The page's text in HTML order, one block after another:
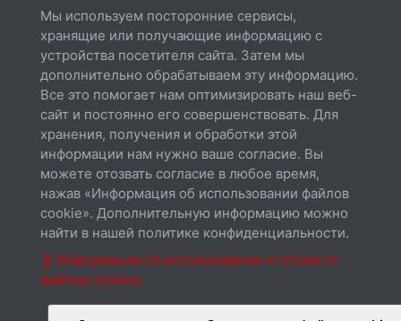
XC035 | A250PWM
89W TDP
XC335 | A250PWM.B
Мы используем посторонние сервисы,
хранящие или получающие информацию с
устройства посетителя сайта. Затем мы
дополнительно обрабатываем эту информацию.
Все это помогает нам оптимизировать наш веб-
сайт и постоянно его совершенствовать. Для
хранения, получения и обработки этой
информации нам нужно ваше согласие. Вы
можете отозвать согласие в любое время,
нажав «Информация об использовании файлов
cookie». Дополнительную информацию можно
найти в нашей политике конфиденциальности.
❯ Информация об использовании и отказе от
файлов cookies.